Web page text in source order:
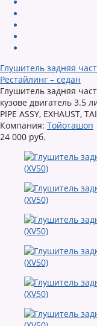
Глушитель задняя
Рестайлинг – седан
Глушитель задняя
кузове двигатель 3.5
PIPE ASSY, EXHAUST,
Компания: Тойоташоп
24 000 руб.